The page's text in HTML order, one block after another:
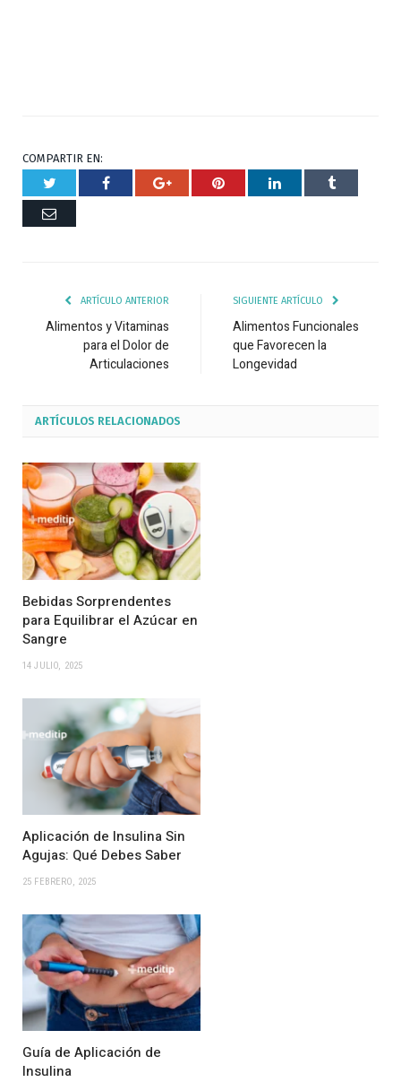
COMPARTIR EN:
Twitter Facebook Google+ Pinterest RespuestaTumblr
Correo
ARTÍCULO ANTERIOR
Alimentos y Vitaminas
para el Dolor de
Articulaciones
SIGUIENTE ARTÍCULO
Alimentos Funcionales
que Favorecen la
Longevidad
ARTÍCULOS RELACIONADOS
Bebidas Sorprendentes
para Equilibrar el Azúcar en
Sangre
14 JULIO, 2025
Aplicación de Insulina Sin
Agujas: Qué Debes Saber
25 FEBRERO, 2025
Guía de Aplicación de
Insulina